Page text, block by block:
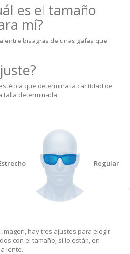
es el tamaño
mí?
entre bisagras de unas gafas que
que determina la cantidad de
talla determinada.
Regular
hay tres ajustes para elegir.
con el tamaño; sí lo están, en
lente.